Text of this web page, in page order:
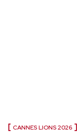
CANNES LIONS 2026